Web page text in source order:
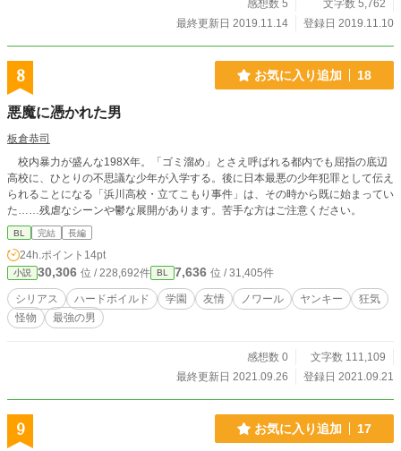
感想数 5
文字数 5,762
最終更新日 2019.11.14
登録日 2019.11.10
8 お気に入り追加 18
悪魔に憑かれた男
板倉恭司
校内暴力が盛んな198X年。「ゴミ溜め」とさえ呼ばれる都内でも屈指の底辺
高校に、ひとりの不思議な少年が入学する。後に日本最悪の少年犯罪として伝え
られることになる「浜川高校・立てこもり事件」は、その時から既に始まってい
た……残虐なシーンや鬱な展開があります。苦手な方はご注意ください。
BL 完結 長編
24h.ポイント 14pt
小説 30,306 位 / 228,692件 BL 7,636 位 / 31,405件
シリアス ハードボイルド 学園 友情 ノワール ヤンキー
狂気
怪物
最強の男
感想数 0
文字数 111,109
最終更新日 2021.09.26
登録日 2021.09.21
9 お気に入り追加 17